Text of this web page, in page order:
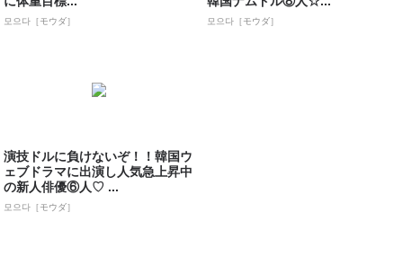
모으다［モウダ］ 모으다［モウダ］
演技ドルに負けないぞ！！韓国ウ
ェブドラマに出演し人気急上昇中
の新人俳優⑥人♡ ...
모으다［モウダ］